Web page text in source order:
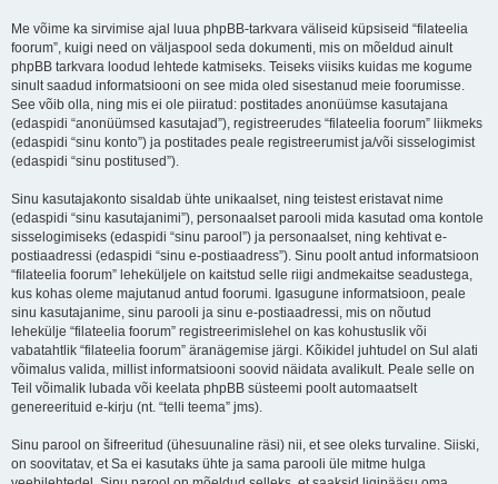
Me võime ka sirvimise ajal luua phpBB-tarkvara väliseid küpsiseid “filateelia
foorum”, kuigi need on väljaspool seda dokumenti, mis on mõeldud ainult
phpBB tarkvara loodud lehtede katmiseks. Teiseks viisiks kuidas me kogume
sinult saadud informatsiooni on see mida oled sisestanud meie foorumisse.
See võib olla, ning mis ei ole piiratud: postitades anonüümse kasutajana
(edaspidi “anonüümsed kasutajad”), registreerudes “filateelia foorum” liikmeks
(edaspidi “sinu konto”) ja postitades peale registreerumist ja/või sisselogimist
(edaspidi “sinu postitused”).
Sinu kasutajakonto sisaldab ühte unikaalset, ning teistest eristavat nime
(edaspidi “sinu kasutajanimi”), personaalset parooli mida kasutad oma kontole
sisselogimiseks (edaspidi “sinu parool”) ja personaalset, ning kehtivat e-
postiaadressi (edaspidi “sinu e-postiaadress”). Sinu poolt antud informatsioon
“filateelia foorum” leheküljele on kaitstud selle riigi andmekaitse seadustega,
kus kohas oleme majutanud antud foorumi. Igasugune informatsioon, peale
sinu kasutajanime, sinu parooli ja sinu e-postiaadressi, mis on nõutud
lehekülje “filateelia foorum” registreerimislehel on kas kohustuslik või
vabatahtlik “filateelia foorum” äranägemise järgi. Kõikidel juhtudel on Sul alati
võimalus valida, millist informatsiooni soovid näidata avalikult. Peale selle on
Teil võimalik lubada või keelata phpBB süsteemi poolt automaatselt
genereerituid e-kirju (nt. “telli teema” jms).
Sinu parool on šifreeritud (ühesuunaline räsi) nii, et see oleks turvaline. Siiski,
on soovitatav, et Sa ei kasutaks ühte ja sama parooli üle mitme hulga